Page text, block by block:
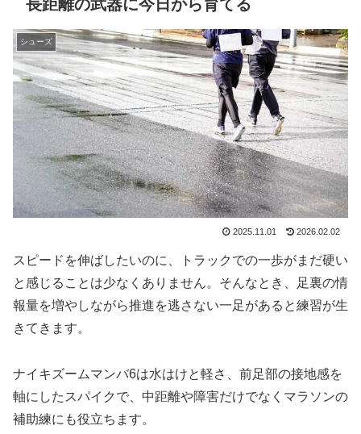
長距離の武器に今日から育てる
シューズ
2025.11.01 2026.02.02
スピードを伸ばしたいのに、トラックでの一歩がまだ硬い
と感じることは少なくありません。そんなとき、足裏の情
報量を増やしながら推進を逃さない一足があると練習が生
きてきます。
ナイキズームマンバ6は水はけと軽さ、前足部の接地感を
軸にしたスパイクで、中距離や障害だけでなくマラソンの
補助練にも役立ちます。